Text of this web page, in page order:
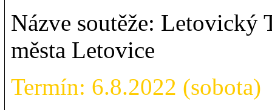
Názve soutěže: Letovický
města Letovice
Termín: 6.8.2022 (sobota)